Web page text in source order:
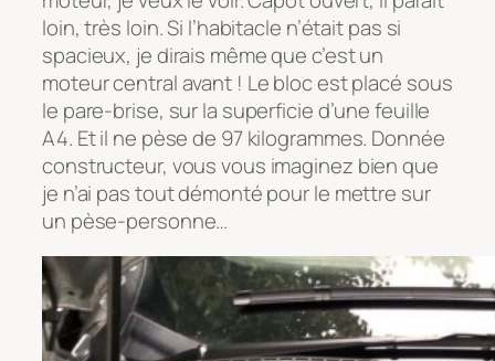
loin, très loin. Si l’habitacle n’était pas si
spacieux, je dirais même que c’est un
moteur central avant ! Le bloc est placé sous
le pare-brise, sur la superficie d’une feuille
A4. Et il ne pèse de 97 kilogrammes. Donnée
constructeur, vous vous imaginez bien que
je n’ai pas tout démonté pour le mettre sur
un pèse-personne…